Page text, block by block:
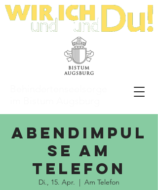
Abendimpul
se am
Telefon
Di., 15. Apr.
  |
Am Telefon